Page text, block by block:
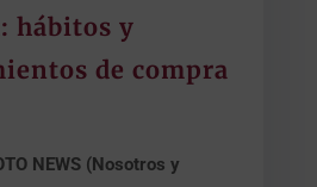
hábitos y
de compra
NEWS (Nosotros y